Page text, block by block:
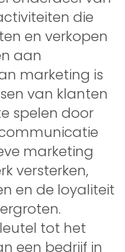
die
en verkopen
aan
marketing is
van klanten
spelen door
marketing
versterken,
en de loyaliteit
tot het
een bedrijf in